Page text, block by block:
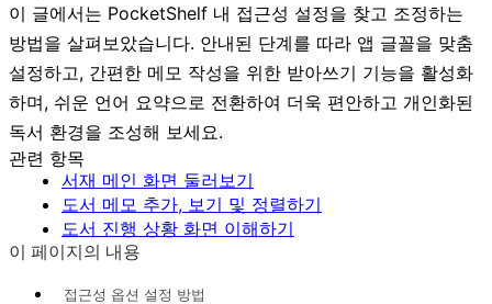
이 글에서는 PocketShelf 내 접근성 설정을 찾고 조정하는
방법을 살펴보았습니다. 안내된 단계를 따라 앱 글꼴을 맞춤
설정하고, 간편한 메모 작성을 위한 받아쓰기 기능을 활성화
하며, 쉬운 언어 요약으로 전환하여 더욱 편안하고 개인화된
독서 환경을 조성해 보세요.
관련 항목
서재 메인 화면 둘러보기
도서 메모 추가, 보기 및 정렬하기
도서 진행 상황 화면 이해하기
이 페이지의 내용
접근성 옵션 설정 방법